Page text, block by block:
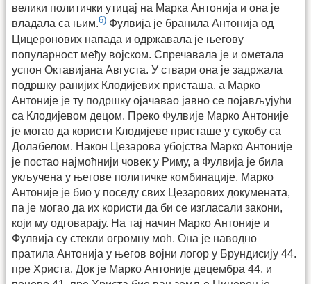
велики политички утицај на Марка Антонија и она је
владала са њим.6) Фулвија је бранила Антонија од
Цицеронових напада и одржавала је његову
популарност међу војском. Спречавала је и ометала
успон Октавијана Августа. У ствари она је задржала
подршку ранијих Клодијевих присташа, а Марко
Антоније је ту подршку ојачавао јавно се појављујући
са Клодијевом децом. Преко Фулвије Марко Антоније
је могао да користи Клодијеве присташе у сукобу са
Долабелом. Након Цезарова убојства Марко Антоније
је постао најмоћнији човек у Риму, а Фулвија је била
укључена у његове политичке комбинације. Марко
Антоније је био у поседу свих Цезарових докумената,
па је могао да их користи да би се изгласали закони,
који му одговарају. На тај начин Марко Антоније и
Фулвија су стекли огромну моћ. Она је наводно
пратила Антонија у његов војни логор у Брундисију 44.
пре Христа. Док је Марко Антоније децембра 44. и